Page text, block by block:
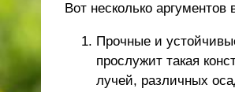
Вот несколько аргументов
Прочные и
прослужит такая
лучей, различных